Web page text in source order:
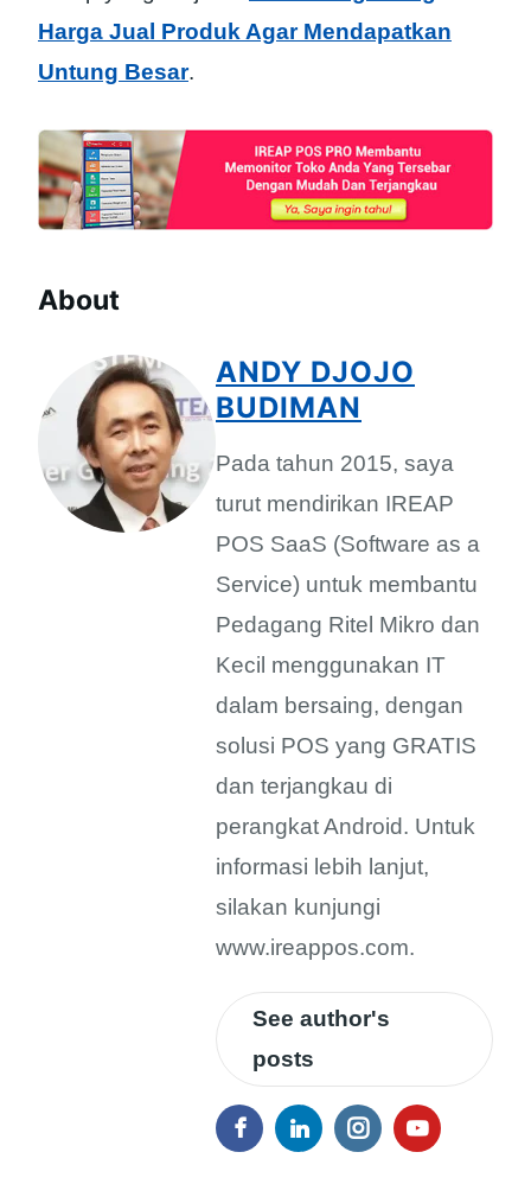
Harga Jual Produk Agar Mendapatkan
Untung Besar.
About
ANDY DJOJO
BUDIMAN
Pada tahun 2015, saya
turut mendirikan IREAP
POS SaaS (Software as a
Service) untuk membantu
Pedagang Ritel Mikro dan
Kecil menggunakan IT
dalam bersaing, dengan
solusi POS yang GRATIS
dan terjangkau di
perangkat Android. Untuk
informasi lebih lanjut,
silakan kunjungi
www.ireappos.com.
See author's
posts